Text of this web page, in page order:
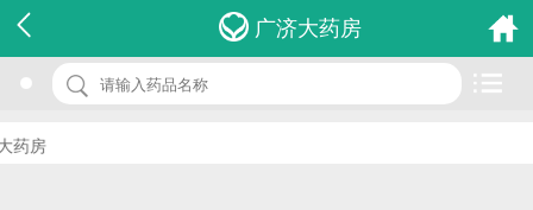
广济大药房
房
名 称：伤湿止痛膏
品 牌：(奇正)